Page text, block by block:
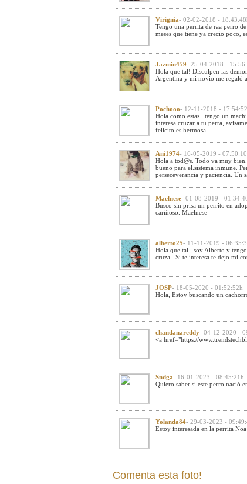
Virignia- 02-02-2018 -
Tengo una perrita de raa perro
meses que tiene ya crecio poco,
Jazmin459- 25-04-2018 -
Hola que tal! Disculpen las
Argentina y mi novio me regaló a
Pochooo- 12-11-2018 -
Hola como estas...tengo un
interesa cruzar a tu perra,
felicito es hermosa.
Ani1974- 16-05-2019 -
Hola a tod@s. Todo va muy
bueno para el.sistema inmune.
perseceverancia y paciencia. Un
Maelnese- 01-08-2019 -
Busco sin prisa un perrito en
cariñoso. Maelnese
alberto25- 11-11-2019 -
Hola que tal , soy Alberto y
cruza . Si te interesa te dejo mi
JOSP- 18-05-2020 - 01:52:52h
Hola, Estoy buscando un
chandanareddy- 04-12-2020 -
<a href="https://
Sndga- 16-01-2023 - 08:45:21h
Quiero saber si este perro nació
Yolanda84- 29-03-2023 -
Estoy interesada en la perrita
Comenta esta foto!